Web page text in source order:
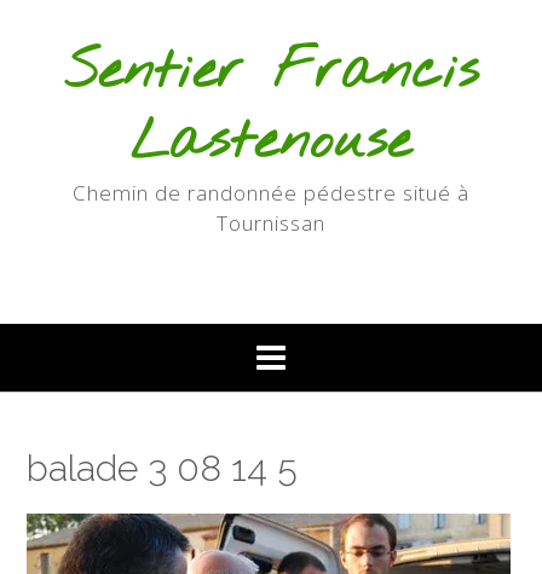
Sentier Francis
Lastenouse
Chemin de randonnée pédestre situé à
Tournissan
balade 3 08 14 5